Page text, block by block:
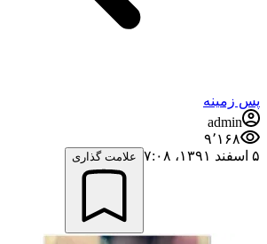
پس زمینه
admin
۹٬۱۶۸
۵ اسفند ۱۳۹۱،‏ ۷:۰۸
علامت گذاری